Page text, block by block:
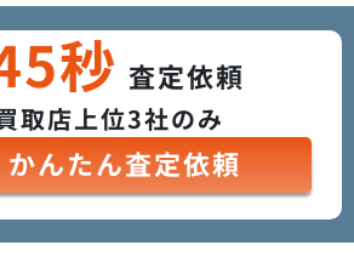
秒 査定依頼
取店上位3社のみ
かんたん査定依頼